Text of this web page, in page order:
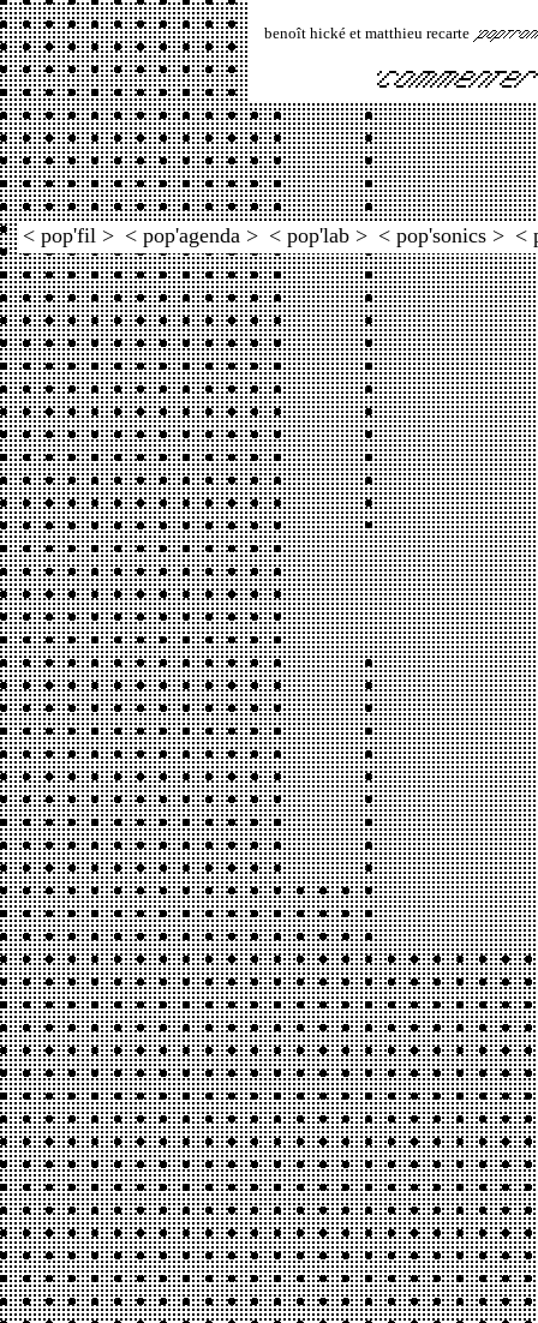
benoît hické et matthieu recarte
< pop'fil > < pop'agenda > < pop'lab > < pop'sonics > <